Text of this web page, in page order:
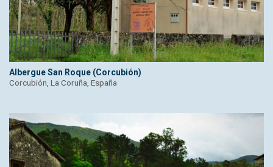
Albergue San Roque (Corcubión)
Corcubión, La Coruña, España